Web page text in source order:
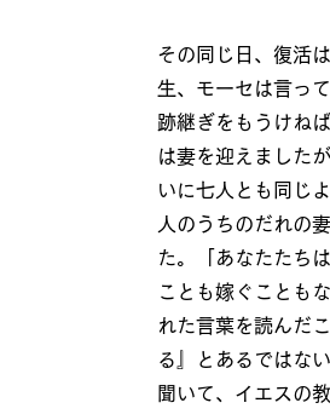
その同じ日、復活
生、モーセは言っ
跡継ぎをもうけね
は妻を迎えました
いに七人とも同じ
人のうちのだれの
た。「あなたたち
ことも嫁ぐことも
れた言葉を読んだ
る』とあるではな
聞いて、イエスの